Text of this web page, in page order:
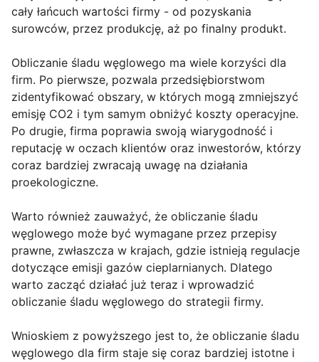
cały łańcuch wartości firmy - od pozyskania
surowców, przez produkcję, aż po finalny produkt.
Obliczanie śladu węglowego ma wiele korzyści dla
firm. Po pierwsze, pozwala przedsiębiorstwom
zidentyfikować obszary, w których mogą zmniejszyć
emisję CO2 i tym samym obniżyć koszty operacyjne.
Po drugie, firma poprawia swoją wiarygodność i
reputację w oczach klientów oraz inwestorów, którzy
coraz bardziej zwracają uwagę na działania
proekologiczne.
Warto również zauważyć, że obliczanie śladu
węglowego może być wymagane przez przepisy
prawne, zwłaszcza w krajach, gdzie istnieją regulacje
dotyczące emisji gazów cieplarnianych. Dlatego
warto zacząć działać już teraz i wprowadzić
obliczanie śladu węglowego do strategii firmy.
Wnioskiem z powyższego jest to, że obliczanie śladu
węglowego dla firm staje się coraz bardziej istotne i